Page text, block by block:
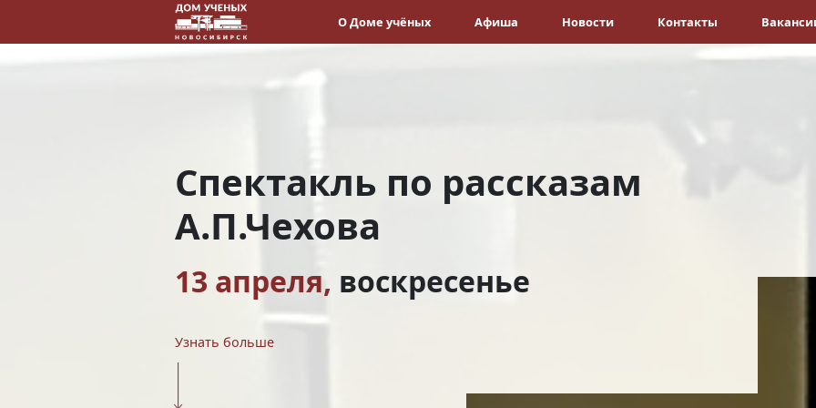
О Доме учёных Афиша Новости Контакты
Спектакль по рассказам
А.П.Чехова
13 апреля, воскресенье
Узнать больше